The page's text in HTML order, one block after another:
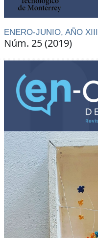
ENERO-JUNIO, AÑO XIII
Núm. 25 (2019)